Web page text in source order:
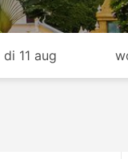
di 11 aug